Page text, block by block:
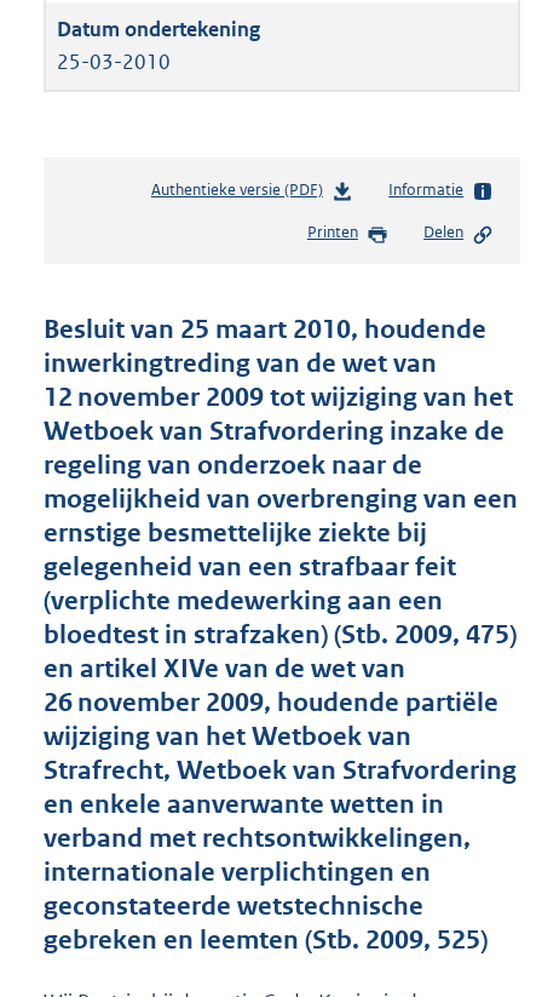
25-03-2010
Authentieke versie (PDF)b
s
n
d
s
g
o
o
t
e
:
4
7
K
b
Informatie
Printen Delen
Besluit van 25 maart 2010, houdende
inwerkingtreding van de wet van
12 november 2009 tot wijziging van het
Wetboek van Strafvordering inzake de
regeling van onderzoek naar de
mogelijkheid van overbrenging van een
ernstige besmettelijke ziekte bij
gelegenheid van een strafbaar feit
(verplichte medewerking aan een
bloedtest in strafzaken) (Stb. 2009, 475)
en artikel XIVe van de wet van
26 november 2009, houdende partiële
wijziging van het Wetboek van
Strafrecht, Wetboek van Strafvordering
en enkele aanverwante wetten in
verband met rechtsontwikkelingen,
internationale verplichtingen en
geconstateerde wetstechnische
gebreken en leemten (Stb. 2009, 525)